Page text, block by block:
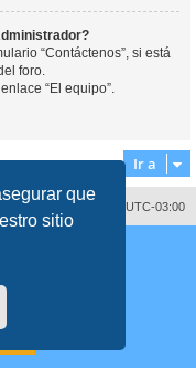
que
sitio
“Contáctenos”, si está
foro.
“El equipo”.
Ir a
Todos los horarios son UTC-03:00